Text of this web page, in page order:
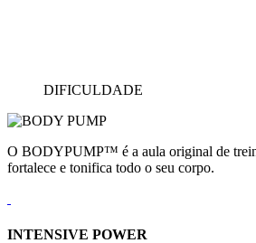
DIFICULDADE
O BODYPUMP™ é a aula original de
fortalece e tonifica todo o seu corpo.
INTENSIVE POWER